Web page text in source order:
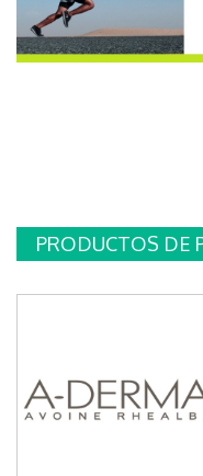
PRODUCTOS DE